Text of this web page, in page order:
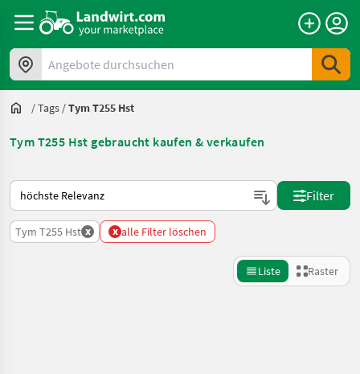
Angebote durchsuchen
/Tags /Tym T255 Hst
Tym T255 Hst gebraucht kaufen & verkaufen
So wird auf Landwirt.com sortiert
Filter
Tym T255 Hst x x alle Filter löschen
Liste Raster